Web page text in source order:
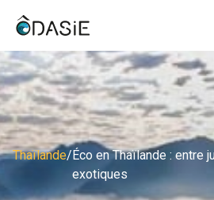
Thaïlande/Éco en Thaïlande : entre
exotiques